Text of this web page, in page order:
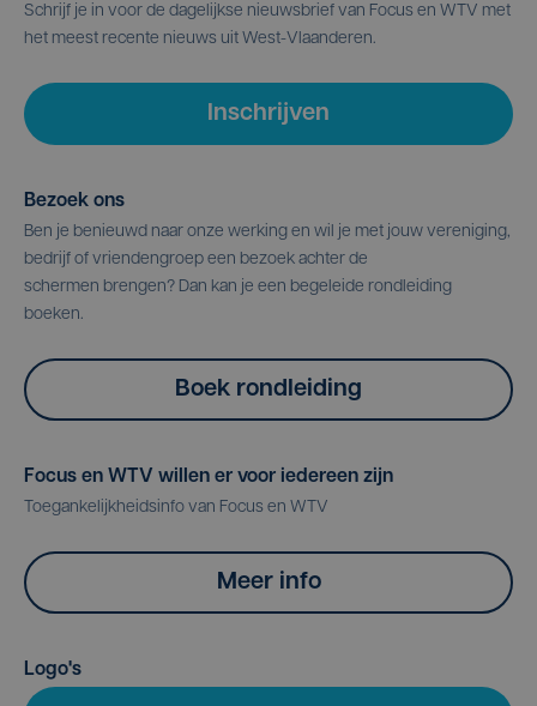
Schrijf je in voor de dagelijkse nieuwsbrief van Focus en WTV met
het meest recente nieuws uit West-Vlaanderen.
Inschrijven
Bezoek ons
Ben je benieuwd naar onze werking en wil je met jouw vereniging,
bedrijf of vriendengroep een bezoek achter de
schermen brengen? Dan kan je een begeleide rondleiding
boeken.
Boek rondleiding
Focus en WTV willen er voor iedereen zijn
Toegankelijkheidsinfo van Focus en WTV
Meer info
Logo's